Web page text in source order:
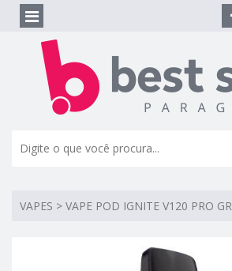
VAPES > VAPE POD IGNITE V120 PRO